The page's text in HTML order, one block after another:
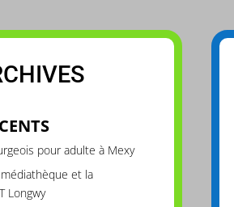
pour adulte à Mexy
et la
Longwy